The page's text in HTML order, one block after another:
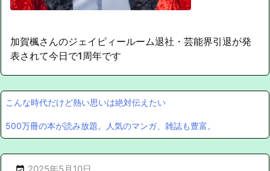
加賀楓さんのジェイピィールーム退社・芸能界引退が発
表されて今日で1周年です
こんな時代だけど熱い思いは絶対伝えたい
500万冊の本が読み放題。人気のマンガ、雑誌も豊富。